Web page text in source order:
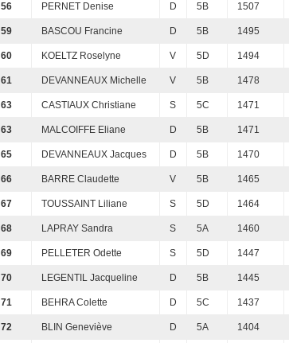
56 PERNET Denise D 5B 1507
59 BASCOU Francine D 5B 1495
60 KOELTZ Roselyne V 5D 1494
61 DEVANNEAUX Michelle V 5B 1478
63 CASTIAUX Christiane S 5C 1471
63 MALCOIFFE Eliane D 5B 1471
65 DEVANNEAUX Jacques D 5B 1470
66 BARRE Claudette V 5B 1465
67 TOUSSAINT Liliane S 5D 1464
68 LAPRAY Sandra S 5A 1460
69 PELLETER Odette S 5D 1447
70 LEGENTIL Jacqueline D 5B 1445
71 BEHRA Colette D 5C 1437
72 BLIN Geneviève D 5A 1404